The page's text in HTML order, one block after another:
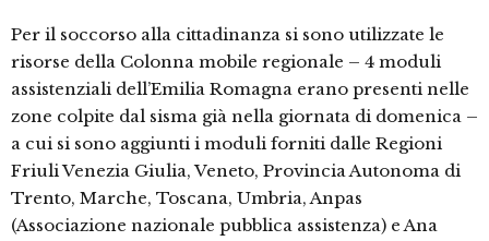
Per il soccorso alla cittadinanza si sono utilizzate le
risorse della Colonna mobile regionale – 4 moduli
assistenziali dell’Emilia Romagna erano presenti nelle
zone colpite dal sisma già nella giornata di domenica –
a cui si sono aggiunti i moduli forniti dalle Regioni
Friuli Venezia Giulia, Veneto, Provincia Autonoma di
Trento, Marche, Toscana, Umbria, Anpas
(Associazione nazionale pubblica assistenza) e Ana